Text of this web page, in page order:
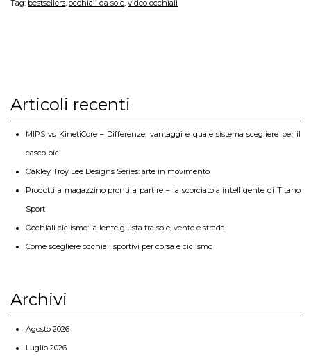
Tag: bestsellers, occhiali da sole, video occhiali
Articoli recenti
MIPS vs KinetiCore – Differenze, vantaggi e quale sistema scegliere per il
casco bici
Oakley Troy Lee Designs Series: arte in movimento
Prodotti a magazzino pronti a partire – la scorciatoia intelligente di Titano
Sport
Occhiali ciclismo: la lente giusta tra sole, vento e strada
Come scegliere occhiali sportivi per corsa e ciclismo
Archivi
Agosto 2026
Luglio 2026